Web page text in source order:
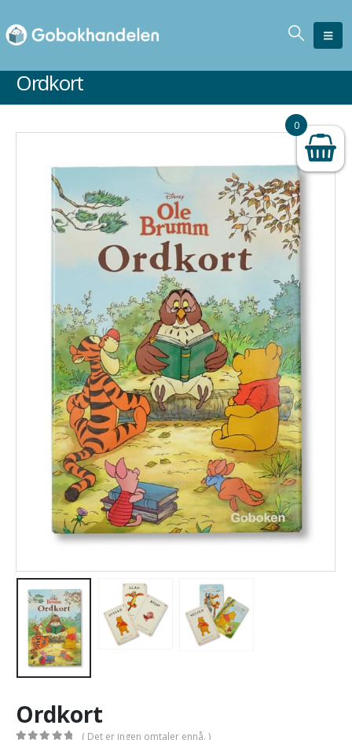
Ordkort
Ordkort
( Det er ingen omtaler ennå. )
0